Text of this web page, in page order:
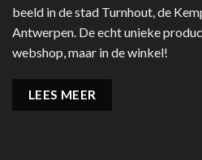
beeld in de stad Turnhout, de
Antwerpen. De echt unieke
webshop, maar in de winkel!
LEES MEER